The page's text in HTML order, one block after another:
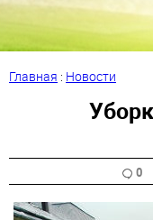
Главная : Новости
0